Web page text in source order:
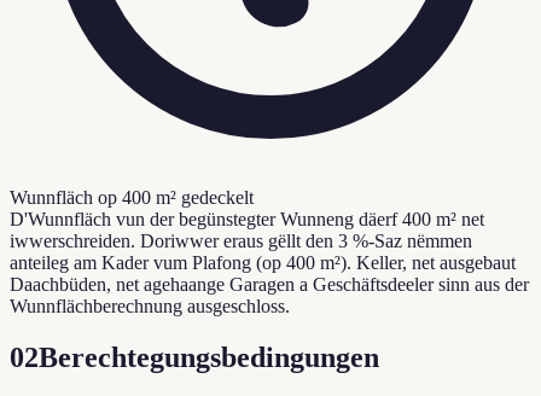
Wunnfläch op 400 m² gedeckelt
D'Wunnfläch vun der begünstegter Wunneng däerf 400 m² net
iwwerschreiden. Doriwwer eraus gëllt den 3 %-Saz nëmmen
anteileg am Kader vum Plafong (op 400 m²). Keller, net ausgebaut
Daachbüden, net agehaange Garagen a Geschäftsdeeler sinn aus der
Wunnflächberechnung ausgeschloss.
02Berechtegungsbedingungen